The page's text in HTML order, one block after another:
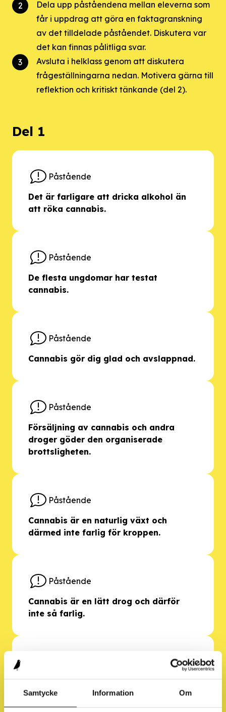
Samtycke Information Om
Dela upp påståendena mellan eleverna som
får i uppdrag att göra en faktagranskning
av det tilldelade påståendet. Diskutera var
det kan finnas pålitliga svar.
Avsluta i helklass genom att diskutera
frågeställningarna nedan. Motivera gärna till
reflektion och kritiskt tänkande (del 2).
Del 1
Påstående
Det är farligare att dricka alkohol än
att röka cannabis.
Påstående
De flesta ungdomar har testat
cannabis.
Påstående
Cannabis gör dig glad och avslappnad.
Påstående
Försäljning av cannabis och andra
droger göder den organiserade
brottsligheten.
Påstående
Cannabis är en naturlig växt och
därmed inte farlig för kroppen.
Påstående
Cannabis är en lätt drog och därför
inte så farlig.
bestämma själv om man vill röka
cannabis.